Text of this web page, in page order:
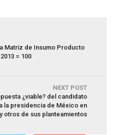
Matriz de Insumo Producto
= 100
NEXT POST
¿viable? del candidato
la presidencia de México en
otros de sus planteamientos